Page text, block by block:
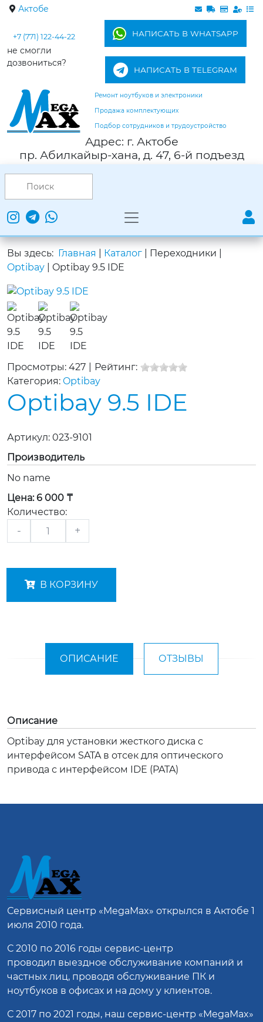
Актобе
+7 (771) 122-44-22
не смогли
дозвониться?
НАПИСАТЬ В WHATSAPP
НАПИСАТЬ В TELEGRAM
Ремонт ноутбуков и электроники
Продажа комплектующих
Подбор сотрудников и трудоустройство
Адрес: г. Актобе
пр. Абилкайыр-хана, д. 47, 6-й подъезд
Вы здесь: Главная Каталог Переходники
Optibay
Optibay 9.5 IDE
Просмотры: 427
Рейтинг:
Категория: Optibay
Optibay 9.5 IDE
Артикул: 023-9101
Производитель
No name
Цена: 6 000 ₸
Количество:
- +
В КОРЗИНУ
ОПИСАНИЕ ОТЗЫВЫ
Описание
Optibay для установки жесткого диска с
интерфейсом SATA в отсек для оптического
привода с интерфейсом IDE (PATA)
Сервисный центр «MegaMax» открылся в Актобе 1
июля 2010 года.
С 2010 по 2016 годы сервис-центр
проводил выездное обслуживание компаний и
частных лиц, проводя обслуживание ПК и
ноутбуков в офисах и на дому у клиентов.
С 2017 по 2021 годы, наш сервис-центр «MegaMax»